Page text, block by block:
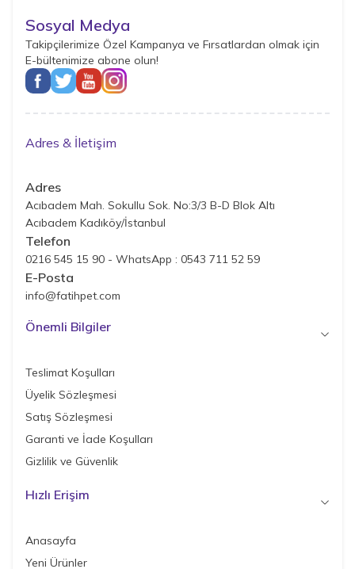
Sosyal Medya
Takipçilerimize Özel Kampanya ve Fırsatlardan olmak için
E-bültenimize abone olun!
Adres & İletişim
Adres
Acıbadem Mah. Sokullu Sok. No:3/3 B-D Blok Altı
Acıbadem Kadıköy/İstanbul
Telefon
0216 545 15 90 - WhatsApp : 0543 711 52 59
E-Posta
info@fatihpet.com
Önemli Bilgiler
Teslimat Koşulları
Üyelik Sözleşmesi
Satış Sözleşmesi
Garanti ve İade Koşulları
Gizlilik ve Güvenlik
Hızlı Erişim
Anasayfa
Yeni Ürünler